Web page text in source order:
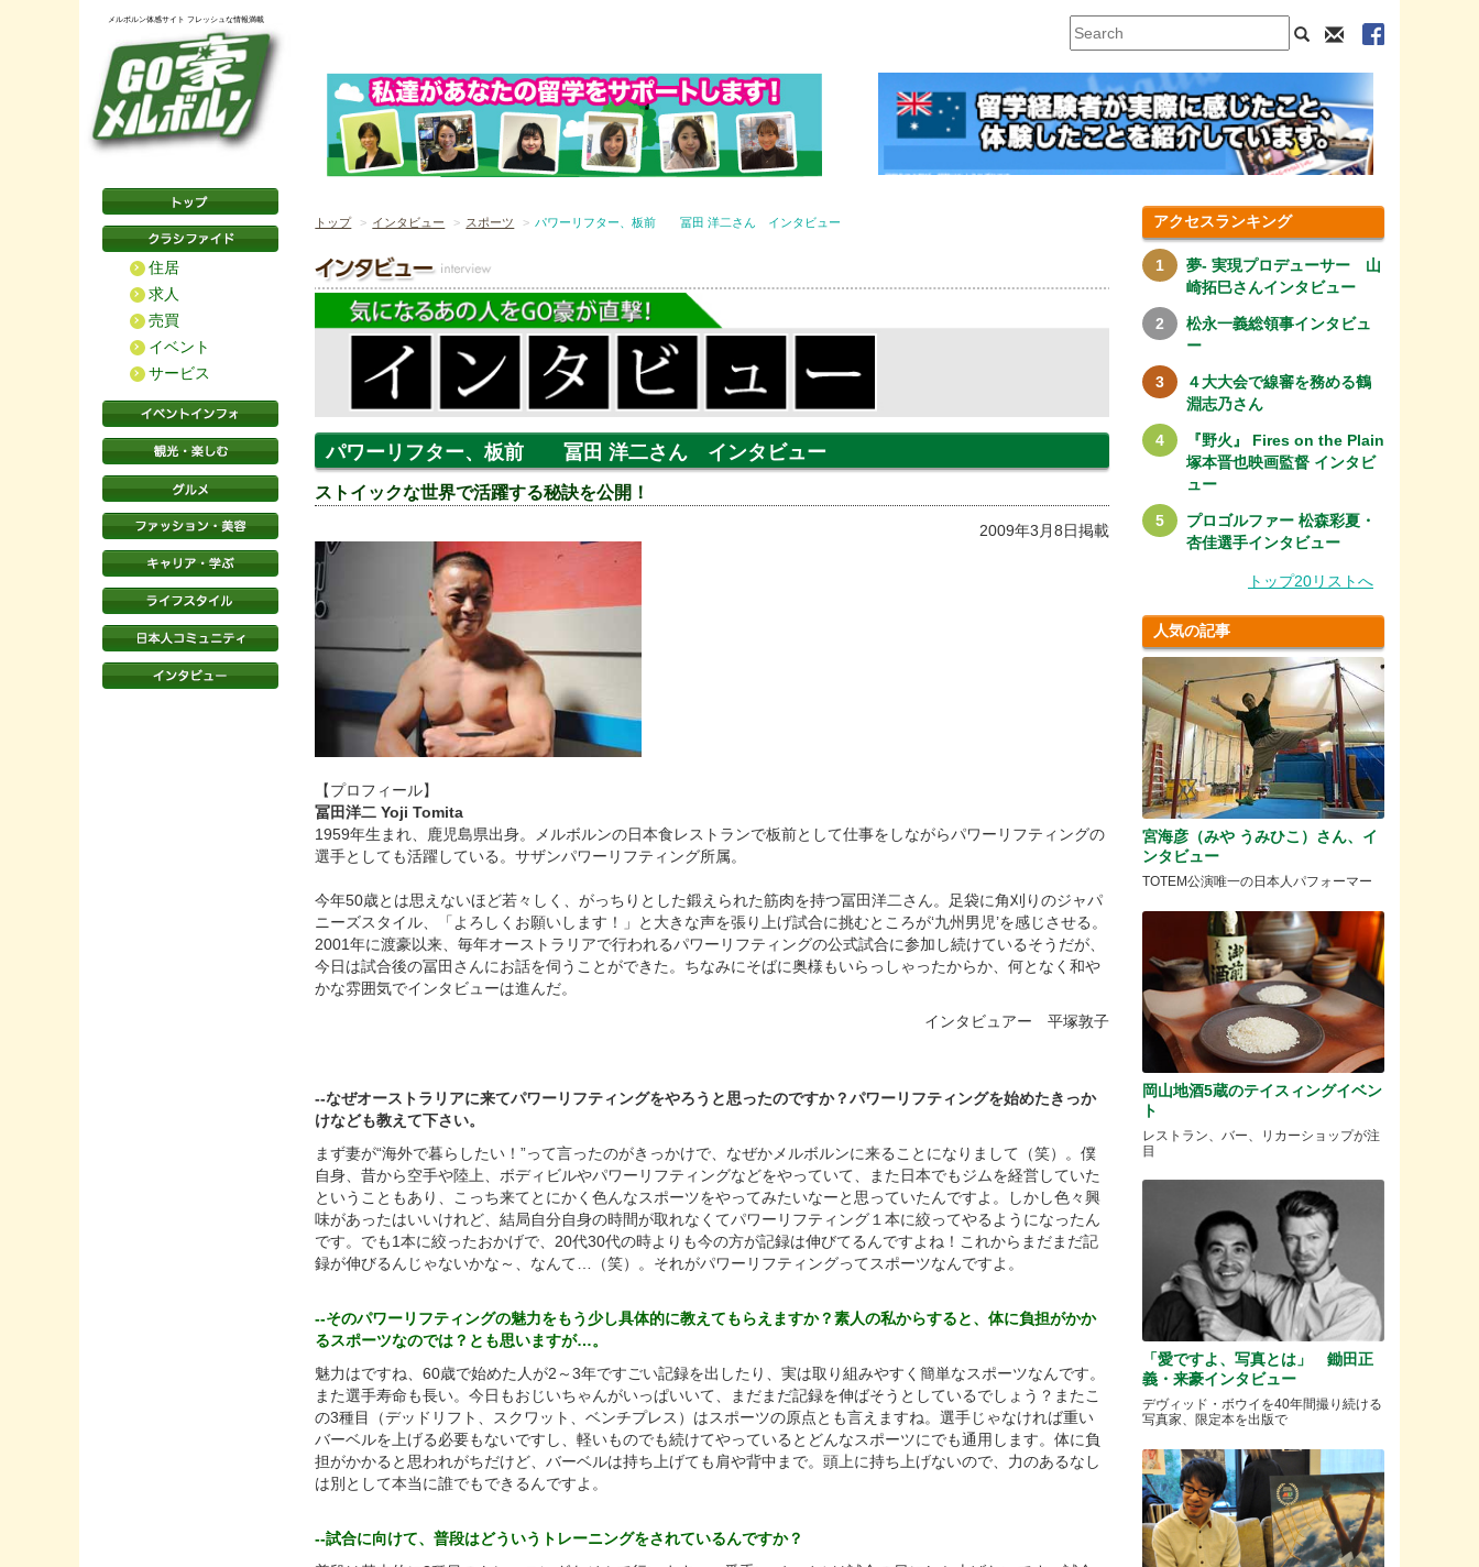
メルボルン体感サイト フレッシュな情報満載
住居
求人
売買
イベント
サービス
トップ インタビュー スポーツ パワーリフター、板前 冨田 洋二さん インタビュー
パワーリフター、板前 冨田 洋二さん インタビュー
ストイックな世界で活躍する秘訣を公開！
2009年3月8日掲載
【プロフィール】
冨田洋二 Yoji Tomita
1959年生まれ、鹿児島県出身。メルボルンの日本食レストランで板前として仕事をしながらパワーリフティングの
選手としても活躍している。サザンパワーリフティング所属。
今年50歳とは思えないほど若々しく、がっちりとした鍛えられた筋肉を持つ冨田洋二さん。足袋に角刈りのジャパ
ニーズスタイル、「よろしくお願いします！」と大きな声を張り上げ試合に挑むところが‘九州男児’を感じさせる。
2001年に渡豪以来、毎年オーストラリアで行われるパワーリフティングの公式試合に参加し続けているそうだが、
今日は試合後の冨田さんにお話を伺うことができた。ちなみにそばに奥様もいらっしゃったからか、何となく和や
かな雰囲気でインタビューは進んだ。
インタビュアー 平塚敦子
--なぜオーストラリアに来てパワーリフティングをやろうと思ったのですか？パワーリフティングを始めたきっか
けなども教えて下さい。
まず妻が“海外で暮らしたい！”って言ったのがきっかけで、なぜかメルボルンに来ることになりまして（笑）。僕
自身、昔から空手や陸上、ボディビルやパワーリフティングなどをやっていて、また日本でもジムを経営していた
ということもあり、こっち来てとにかく色んなスポーツをやってみたいなーと思っていたんですよ。しかし色々興
味があったはいいけれど、結局自分自身の時間が取れなくてパワーリフティング１本に絞ってやるようになったん
です。でも1本に絞ったおかげで、20代30代の時よりも今の方が記録は伸びてるんですよね！これからまだまだ記
録が伸びるんじゃないかな～、なんて…（笑）。それがパワーリフティングってスポーツなんですよ。
--そのパワーリフティングの魅力をもう少し具体的に教えてもらえますか？素人の私からすると、体に負担がかか
るスポーツなのでは？とも思いますが…。
魅力はですね、60歳で始めた人が2～3年ですごい記録を出したり、実は取り組みやすく簡単なスポーツなんです。
また選手寿命も長い。今日もおじいちゃんがいっぱいいて、まだまだ記録を伸ばそうとしているでしょう？またこ
の3種目（デッドリフト、スクワット、ベンチプレス）はスポーツの原点とも言えますね。選手じゃなければ重い
バーベルを上げる必要もないですし、軽いものでも続けてやっているとどんなスポーツにでも通用します。体に負
担がかかると思われがちだけど、バーベルは持ち上げても肩や背中まで。頭上に持ち上げないので、力のあるなし
は別として本当に誰でもできるんですよ。
--試合に向けて、普段はどういうトレーニングをされているんですか？
アクセスランキング
夢- 実現プロデューサー 山
崎拓巳さんインタビュー
松永一義総領事インタビュ
ー
４大大会で線審を務める鶴
淵志乃さん
『野火』 Fires on the Plain
塚本晋也映画監督 インタビ
ュー
プロゴルファー 松森彩夏・
杏佳選手インタビュー
トップ20リストへ
人気の記事
宮海彦（みや うみひこ）さん、イ
ンタビュー
TOTEM公演唯一の日本人パフォーマー
岡山地酒5蔵のテイスィングイベン
ト
レストラン、バー、リカーショップが注
目
「愛ですよ、写真とは」 鋤田正
義・来豪インタビュー
デヴィッド・ボウイを40年間撮り続ける
写真家、限定本を出版で